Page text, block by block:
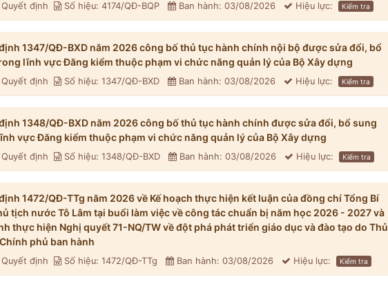
Quyết định Số hiệu: 4174/QĐ-BQP Ban hành: 03/08/2026 Hiệu lực: Kiểm tra
1347/QĐ-BXD năm 2026 công bố thủ tục hành chính nội bộ được sửa đổi, bổ
lĩnh vực Đăng kiểm thuộc phạm vi chức năng quản lý của Bộ Xây dựng
Quyết định Số hiệu: 1347/QĐ-BXD Ban hành: 03/08/2026 Hiệu lực: Kiểm tra
1348/QĐ-BXD năm 2026 công bố thủ tục hành chính được sửa đổi, bổ sung
vực Đăng kiểm thuộc phạm vi chức năng quản lý của Bộ Xây dựng
Quyết định Số hiệu: 1348/QĐ-BXD Ban hành: 03/08/2026 Hiệu lực: Kiểm tra
1472/QĐ-TTg năm 2026 về Kế hoạch thực hiện kết luận của đồng chí Tổng Bí
tịch nước Tô Lâm tại buổi làm việc về công tác chuẩn bị năm học 2026 - 2027 và
thực hiện Nghị quyết 71-NQ/TW về đột phá phát triển giáo dục và đào tạo do Thủ
phủ ban hành
Quyết định Số hiệu: 1472/QĐ-TTg Ban hành: 03/08/2026 Hiệu lực: Kiểm tra